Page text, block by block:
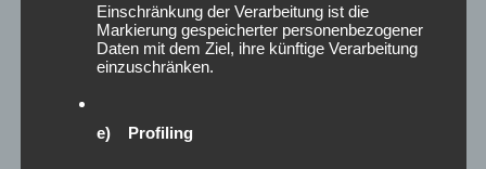
Vorfreude auf neue, gemeinsame Wege.
Wir gehen sie. Empowered by Women.
#BGM #Gesundheitsförderung #Antonovsky #Salutogenese
#TSVViktoriaLinden #SVODIN #Rugby #Korbball
Einschränkung der Verarbeitung ist die
Markierung gespeicherter personenbezogener
Daten mit dem Ziel, ihre künftige Verarbeitung
einzuschränken.
e) Profiling